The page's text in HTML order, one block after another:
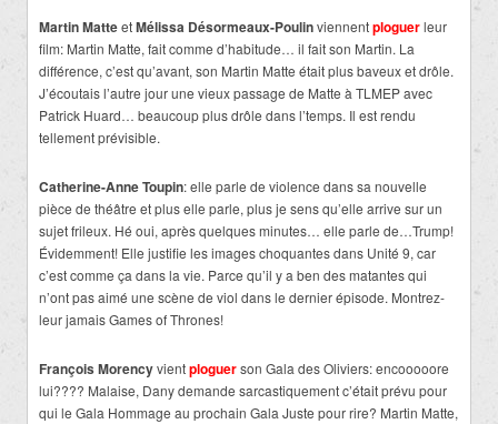
Martin MatteetMélissa Désormeaux-Poulinviennentploguerleur
film: Martin Matte, fait comme d’habitude… il fait son Martin. La
différence, c’est qu’avant, son Martin Matte était plus baveux et drôle.
J’écoutais l’autre jour une vieux passage de Matte à TLMEP avec
Patrick Huard… beaucoup plus drôle dans l’temps. Il est rendu
tellement prévisible.
Catherine-Anne Toupin: elle parle de violence dans sa nouvelle
pièce de théâtre et plus elle parle, plus je sens qu’elle arrive sur un
sujet frileux. Hé oui, après quelques minutes… elle parle de…Trump!
Évidemment! Elle justifie les images choquantes dans Unité 9, car
c’est comme ça dans la vie. Parce qu’il y a ben des matantes qui
n’ont pas aimé une scène de viol dans le dernier épisode. Montrez-
leur jamais Games of Thrones!
François Morencyvientploguerson Gala des Oliviers: encooooore
lui???? Malaise, Dany demande sarcastiquement c’était prévu pour
qui le Gala Hommage au prochain Gala Juste pour rire? Martin Matte,